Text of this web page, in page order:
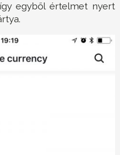
egyből értelmet nyert